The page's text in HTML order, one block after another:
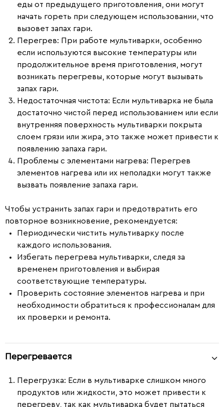
еды от предыдущего приготовления, они могут
начать гореть при следующем использовании, что
вызовет запах гари.
Перегрев: При работе мультиварки, особенно
если используются высокие температуры или
продолжительное время приготовления, могут
возникать перегревы, которые могут вызывать
запах гари.
Недостаточная чистота: Если мультиварка не была
достаточно чистой перед использованием или если
внутренняя поверхность мультиварки покрыта
слоем грязи или жира, это также может привести к
появлению запаха гари.
Проблемы с элементами нагрева: Перегрев
элементов нагрева или их неполадки могут также
вызвать появление запаха гари.
Чтобы устранить запах гари и предотвратить его
повторное возникновение, рекомендуется:
Периодически чистить мультиварку после
каждого использования.
Избегать перегрева мультиварки, следя за
временем приготовления и выбирая
соответствующие температуры.
Проверить состояние элементов нагрева и при
необходимости обратиться к профессионалам для
их проверки и ремонта.
Перегревается
Перегрузка: Если в мультиварке слишком много
продуктов или жидкости, это может привести к
перегреву, так как мультиварка будет пытаться